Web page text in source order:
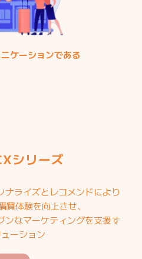
ケーションである
シリーズ
ナライズとレコメンドにより
体験を向上させ、
ンなマーケティングを支援す
ーション